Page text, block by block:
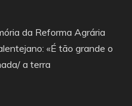
da Reforma Agrária
«É tão grande o
a terra